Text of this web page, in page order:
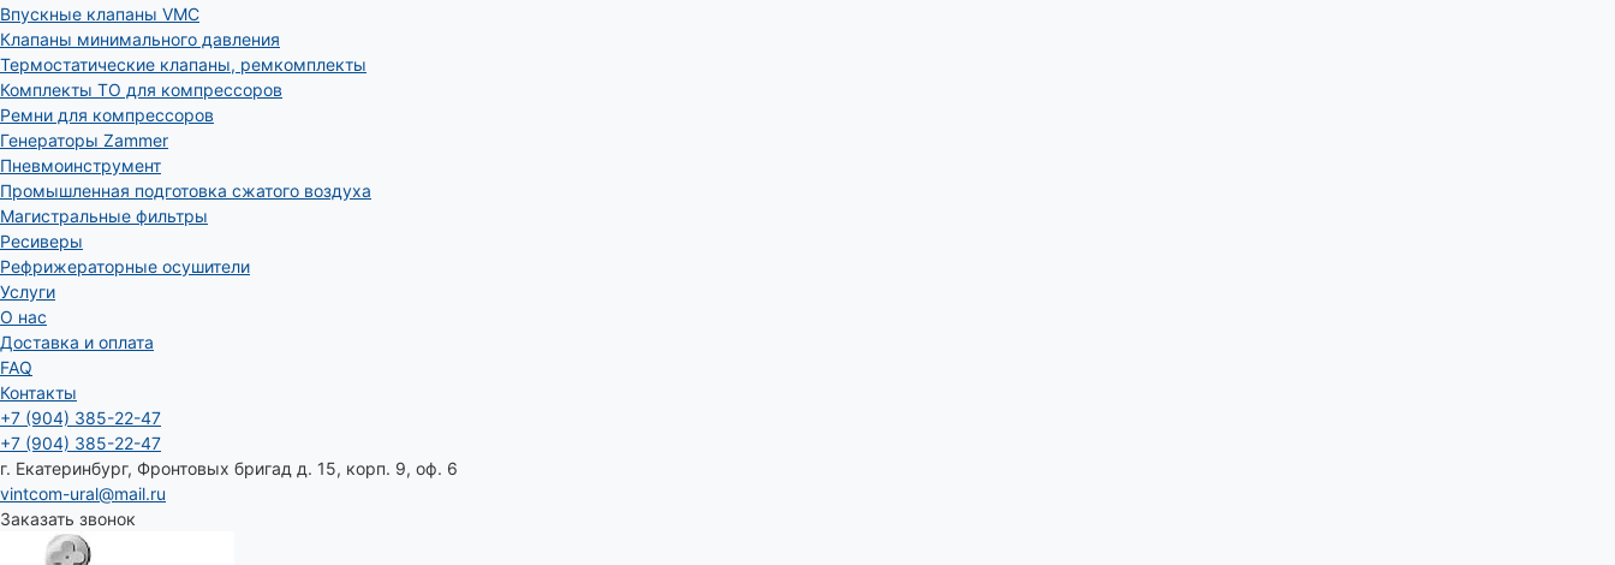
Впускные клапаны VMC
Клапаны минимального давления
Термостатические клапаны, ремкомплекты
Комплекты ТО для компрессоров
Ремни для компрессоров
Генераторы Zammer
Пневмоинструмент
Промышленная подготовка сжатого воздуха
Магистральные фильтры
Ресиверы
Рефрижераторные осушители
Услуги
О нас
Доставка и оплата
FAQ
Контакты
+7 (904) 385-22-47
+7 (904) 385-22-47
г. Екатеринбург, Фронтовых бригад д. 15, корп. 9, оф. 6
vintcom-ural@mail.ru
Заказать звонок